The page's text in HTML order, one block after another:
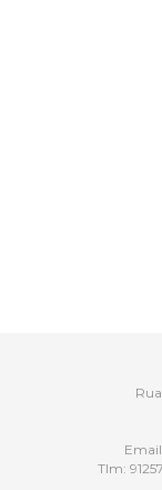
Tlm: